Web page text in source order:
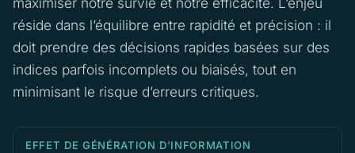
réside dans l’équilibre entre rapidité et précision : il
doit prendre des décisions rapides basées sur des
indices parfois incomplets ou biaisés, tout en
minimisant le risque d’erreurs critiques.
EFFET DE GÉNÉRATION D’INFORMATION